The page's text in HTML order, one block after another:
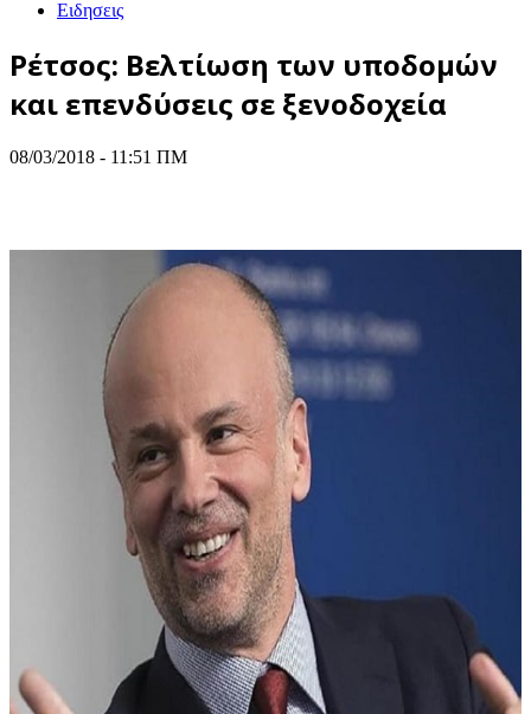
Ειδησεις
Ρέτσος: Βελτίωση των υποδομών
και επενδύσεις σε ξενοδοχεία
08/03/2018 - 11:51 ΠΜ